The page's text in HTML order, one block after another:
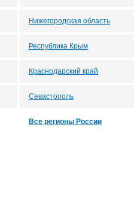
Нижегородская область
Республика Крым
Краснодарский край
Севастополь
Все регионы России